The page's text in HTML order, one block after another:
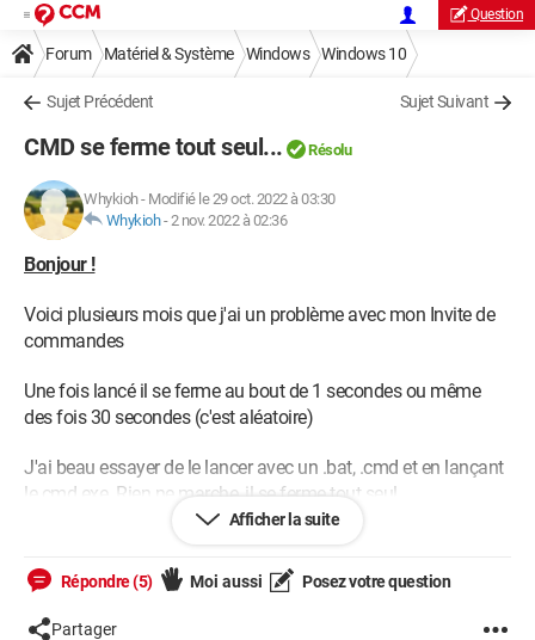
Question
Forum Matériel & Système Windows Windows 10
Sujet Précédent Sujet Suivant
CMD se ferme tout seul... Résolu
Whykioh- Modifié le 29 oct. 2022 à 03:30
Whykioh-2 nov. 2022 à 02:36
Bonjour !
Voici plusieurs mois que j'ai un problème avec mon Invite de
commandes
Une fois lancé il se ferme au bout de 1 secondes ou même
des fois 30 secondes (c'est aléatoire)
J'ai beau essayer de le lancer avec un .bat, .cmd et en lançant
le cmd.exe. Rien ne marche, il se ferme tout seul
pas dans la barre des tâches et impossible de le remettre)
J'aimerai votre aide là-dessus car je m'en sert très souvent
Afficher la suite
Répondre (5) Moi aussi Posez votre question
Partager